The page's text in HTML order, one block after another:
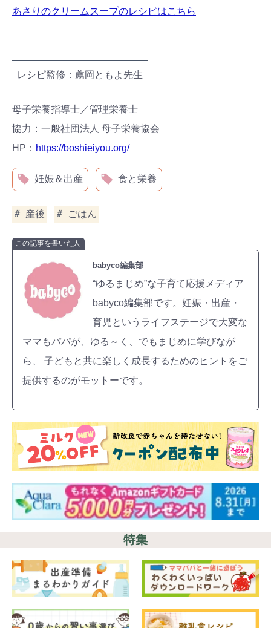
あさりのクリームスープのレシピはこちら
レシピ監修：薦岡ともよ先生
母子栄養指導士／管理栄養士
協力：一般社団法人 母子栄養協会
HP： https://boshieiyou.org/
妊娠＆出産 食と栄養
産後 ごはん
この記事を書いた人
babyco編集部
“ゆるまじめ”な子育て応援メディア
babyco編集部です。妊娠・出産・
育児というライフステージで大変な
ママもパパが、ゆる～く、でもまじめに学びなが
ら、 子どもと共に楽しく成長するためのヒントをご
提供するのがモットーです。
特集
#プレゼント #教育 #0歳
#母乳
#出産準備 #習いごと
#発達
#離乳食
プレゼント&
キャンペーン
妊娠&出産 子育て
学び 暮らし